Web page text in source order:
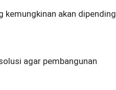
kemungkinan akan dipending
agar pembangunan